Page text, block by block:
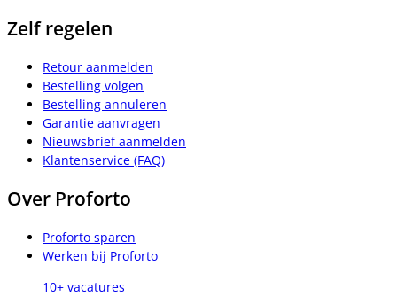
Zelf regelen
Retour aanmelden
Bestelling volgen
Bestelling annuleren
Garantie aanvragen
Nieuwsbrief aanmelden
Klantenservice (FAQ)
Over Proforto
Proforto sparen
Werken bij Proforto
10+ vacatures